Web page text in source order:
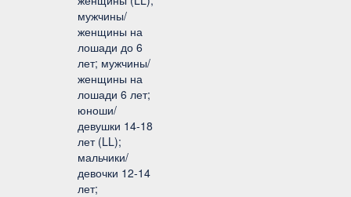
мужчины/
женщины на
лошади до 6
лет; мужчины/
женщины на
лошади 6 лет;
юноши/
девушки 14-18
лет (LL);
мальчики/
девочки 12-14
лет;